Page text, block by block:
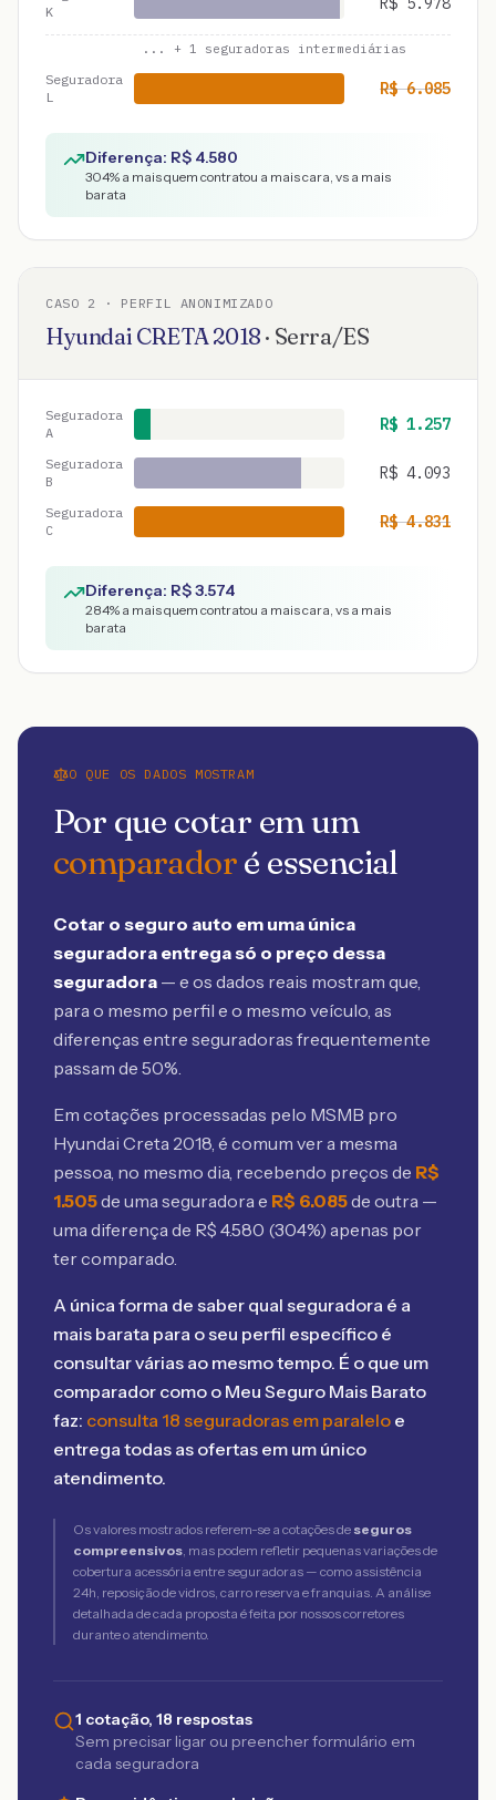
K
... + 1 seguradoras intermediárias
Seguradora
L
R$6.085
Diferença: R$ 4.580
304% a mais quem contratou a mais cara, vs a mais
barata
CASO 2 · PERFIL ANONIMIZADO
Hyundai CRETA2018 · Serra/ES
Seguradora
A
R$ 1.257
Seguradora
B
R$ 4.093
Seguradora
C
R$4.831
Diferença: R$3.574
284% a mais quem contratou a mais cara, vs a mais
barata
O QUE OS DADOS MOSTRAM
Por que cotar em um
comparadoré essencial
Cotar o seguro auto em uma única
seguradora entrega só o preço dessa
seguradora — e os dados reais mostram que,
para o mesmo perfil e o mesmo veículo, as
diferenças entre seguradoras frequentemente
passam de 50%.
Em cotações processadas pelo MSMB pro
Hyundai Creta 2018, é comum ver a mesma
pessoa, no mesmo dia, recebendo preços de R$
1.505de uma seguradora e R$ 6.085de outra —
uma diferença de R$ 4.580 (304%) apenas por
ter comparado.
A única forma de saber qual seguradora é a
mais barata para o seu perfil específico é
consultar várias ao mesmo tempo. É o que um
comparador como o Meu Seguro Mais Barato
faz: consulta 18 seguradoras em paralelo e
entrega todas as ofertas em um único
atendimento.
Os valores mostrados referem-se a cotações de seguros
compreensivos, mas podem refletir pequenas variações de
cobertura acessória entre seguradoras — como assistência
24h, reposição de vidros, carro reserva e franquias. A análise
detalhada de cada proposta é feita por nossos corretores
durante o atendimento.
1 cotação, 18 respostas
Sem precisar ligar ou preencher formulário em
cada seguradora